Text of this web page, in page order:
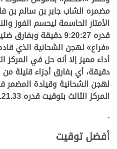
مضمره الشاب جابر بن سالم بن
الأمتار الحاسمة ليحسم الفوز
قدره 9:20:27 دقيقة
«فراع» لهجن الشحانية الذي
دقيقة، أي بفارق أجزاء قليلة
لهجن الشحانية وقيادة المضمر
المركز الثالث بتوقيت قدره 9.21.33 دقيقة.
.
أفضل توقيت